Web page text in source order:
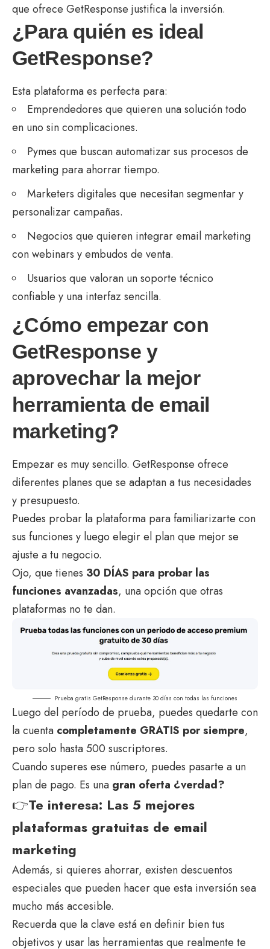
que ofrece GetResponse justifica la inversión.
¿Para quién es ideal
GetResponse?
Esta plataforma es perfecta para:
Emprendedores que quieren una solución todo
en uno sin complicaciones.
Pymes que buscan automatizar sus procesos de
marketing para ahorrar tiempo.
Marketers digitales que necesitan segmentar y
personalizar campañas.
Negocios que quieren integrar email marketing
con webinars y embudos de venta.
Usuarios que valoran un soporte técnico
confiable y una interfaz sencilla.
¿Cómo empezar con
GetResponse y
aprovechar la mejor
herramienta de email
marketing?
Empezar es muy sencillo. GetResponse ofrece
diferentes planes que se adaptan a tus necesidades
y presupuesto.
Puedes probar la plataforma para familiarizarte con
sus funciones y luego elegir el plan que mejor se
ajuste a tu negocio.
Ojo, que tienes 30 DÍAS para probar las
funciones avanzadas, una opción que otras
plataformas no te dan.
Prueba gratis GetResponse durante 30 días con todas las funciones
Luego del período de prueba, puedes quedarte con
la cuenta completamente GRATIS por siempre,
pero solo hasta 500 suscriptores.
Cuando superes ese número, puedes pasarte a un
plan de pago. Es una gran oferta ¿verdad?
👉Te interesa: Las 5 mejores
plataformas gratuitas de email
marketing
Además, si quieres ahorrar, existen descuentos
especiales que pueden hacer que esta inversión sea
mucho más accesible.
Recuerda que la clave está en definir bien tus
objetivos y usar las herramientas que realmente te